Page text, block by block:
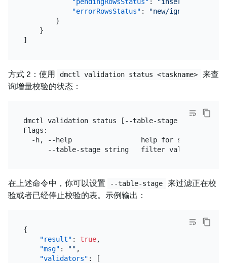
"pendingRowsStatus" :
"insert/update/
"errorRowsStatus" :
"new/ignored/
}
}
]
方式 2：使用 dmctl validation status <taskname>
来查
询增量校验的状态：
dmctl validation status [--table-stage stage]
Flags:
  -h, --help                 help for status
在上述命令中，你可以设置 --table-stage
来过滤正在校
验或者已经停止校验的表。示例输出：
{
"result" : true,
"msg" : "" ,
"validators" :
[